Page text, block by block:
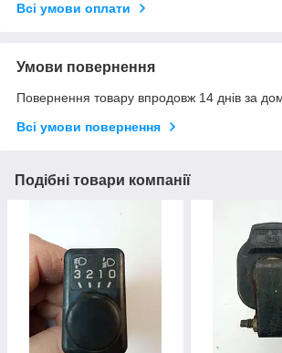
Всі умови оплати
Умови повернення
Повернення товару впродовж 14 днів за
Всі умови повернення
Подібні товари компанії